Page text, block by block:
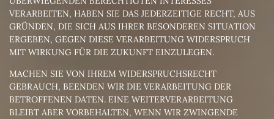
VERARBEITEN, HABEN SIE DAS JEDERZEITIGE RECHT, AUS
GRÜNDEN, DIE SICH AUS IHRER BESONDEREN SITUATION
ERGEBEN, GEGEN DIESE VERARBEITUNG WIDERSPRUCH
MIT WIRKUNG FÜR DIE ZUKUNFT EINZULEGEN.
MACHEN SIE VON IHREM WIDERSPRUCHSRECHT
GEBRAUCH, BEENDEN WIR DIE VERARBEITUNG DER
BETROFFENEN DATEN. EINE WEITERVERARBEITUNG
BLEIBT ABER VORBEHALTEN, WENN WIR ZWINGENDE